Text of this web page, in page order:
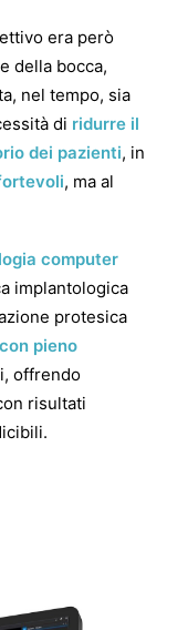
era però
della bocca,
nel tempo, sia
di ridurre il
dei pazienti, in
, ma al
computer
implantologica
protesica
pieno
offrendo
risultati